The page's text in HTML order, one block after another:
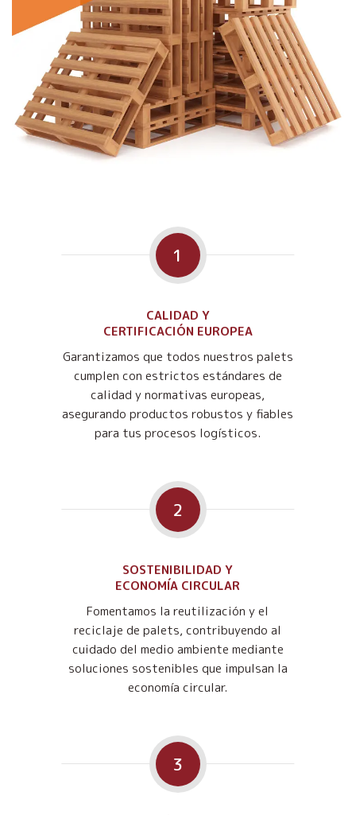
1
CALIDAD Y
CERTIFICACIÓN EUROPEA
Garantizamos que todos nuestros palets
cumplen con estrictos estándares de
calidad y normativas europeas,
asegurando productos robustos y fiables
para tus procesos logísticos.
2
SOSTENIBILIDAD Y
ECONOMÍA CIRCULAR
Fomentamos la reutilización y el
reciclaje de palets, contribuyendo al
cuidado del medio ambiente mediante
soluciones sostenibles que impulsan la
economía circular.
3